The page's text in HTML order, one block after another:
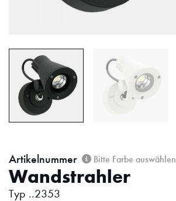
Artikelnummer Bitte Farbe auswählen
Wandstrahler
Typ ..2353